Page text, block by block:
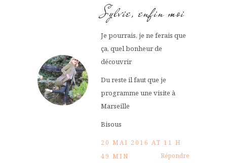
Sylvie, enfin moi
Je pourrais, je ne ferais que
ça, quel bonheur de
découvrir
Du reste il faut que je
programme une visite à
Marseille
Bisous
20 MAI 2016 AT 11 H
49 MIN
Répondre